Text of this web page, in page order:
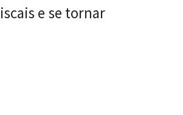
e se tornar